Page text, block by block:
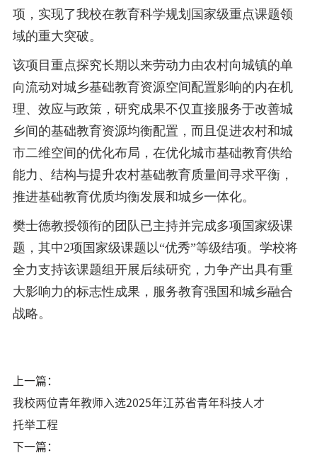
项，实现了我校在教育科学规划国家级重点课题领
域的重大突破。
该项目重点探究长期以来劳动力由农村向城镇的单
向流动对城乡基础教育资源空间配置影响的内在机
理、效应与政策，研究成果不仅直接服务于改善城
乡间的基础教育资源均衡配置，而且促进农村和城
市二维空间的优化布局，在优化城市基础教育供给
能力、结构与提升农村基础教育质量间寻求平衡，
推进基础教育优质均衡发展和城乡一体化。
樊士德教授领衔的团队已主持并完成多项国家级课
题，其中2项国家级课题以“优秀”等级结项。学校将
全力支持该课题组开展后续研究，力争产出具有重
大影响力的标志性成果，服务教育强国和城乡融合
战略。
上一篇：
我校两位青年教师入选2025年江苏省青年科技人才
托举工程
下一篇：